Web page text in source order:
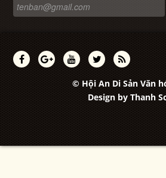
© Hội An Di Sản Văn
Design by Thanh